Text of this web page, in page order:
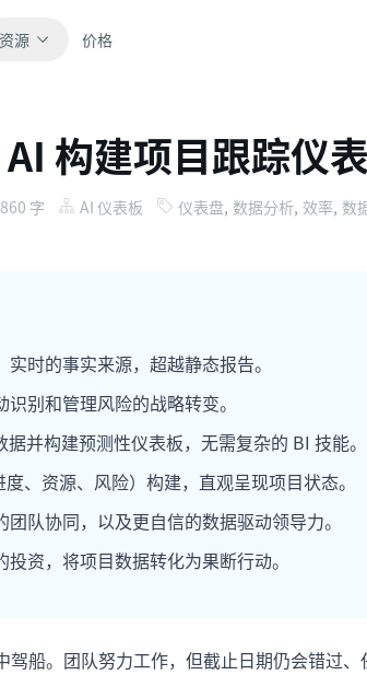
。
跟踪。
。
资源
和工作流灵感。
和使用说明。
洗的实用提示词。
速上手。
价格
构建项目跟踪仪
字 AI 仪表板 仪表盘, 数据分析, 效率, 数
时的事实来源，超越静态报告。
别和管理风险的战略转变。
据并构建预测性仪表板，无需复杂的 BI 技能。
、资源、风险）构建，直观呈现项目状态。
队协同，以及更自信的数据驱动领导力。
资，将项目数据转化为果断行动。
船。团队努力工作，但截止日期仍会错过